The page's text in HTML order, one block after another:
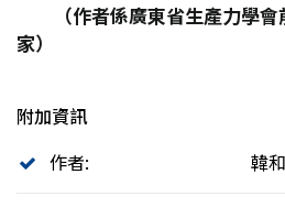
（作者係廣東省生產力學
家）
附加資訊
作者:
韓